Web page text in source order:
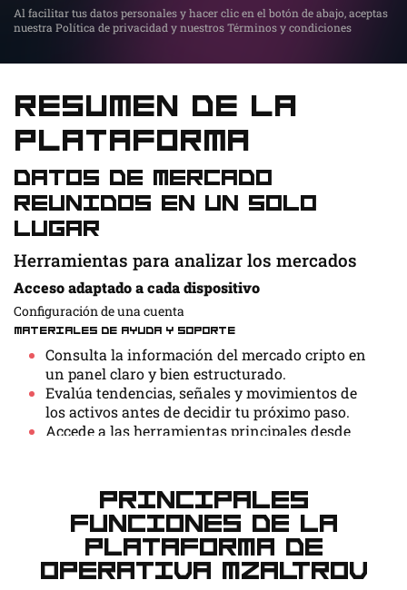
Al facilitar tus datos personales y hacer clic en el botón de abajo, aceptas
nuestra Política de privacidad y nuestros Términos y condiciones
Resumen de la
plataforma
Datos de mercado
reunidos en un solo
lugar
Herramientas para analizar los mercados
Acceso adaptado a cada dispositivo
Configuración de una cuenta
Materiales de ayuda y soporte
Consulta la información del mercado cripto en
un panel claro y bien estructurado.
Evalúa tendencias, señales y movimientos de
los activos antes de decidir tu próximo paso.
Accede a las herramientas principales desde
Mzaltrov está pensada para quienes quieren seguir
la actividad del mercado, explorar las herramientas
de la cuenta y revisar la información disponible
antes de actuar.
Abre una cuenta y completa los pasos de
Principales
funciones de la
plataforma de
operativa Mzaltrov